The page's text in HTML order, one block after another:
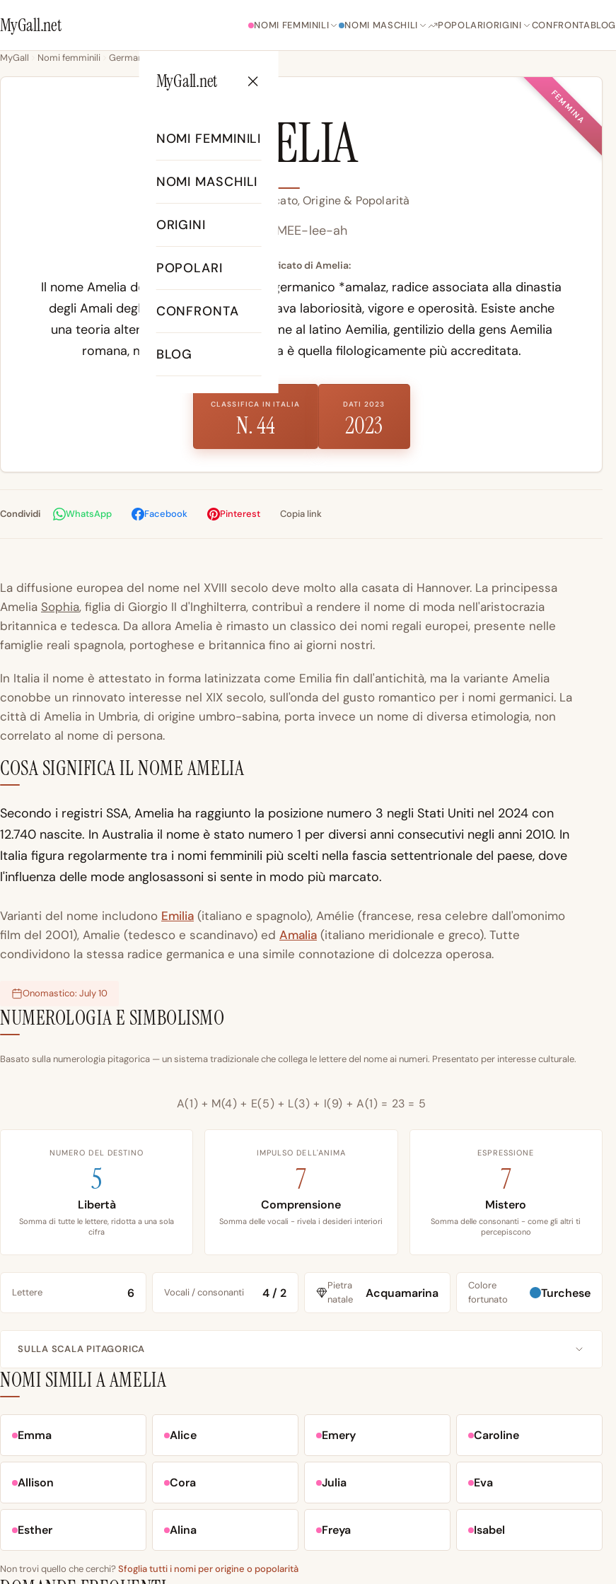
MyGall.net NOMI FEMMINILI NOMI MASCHILI POPOLARIORIGINI CONFRONTABLOG
MyGall.net
NOMI FEMMINILI
NOMI MASCHILI
ORIGINI
POPOLARI
CONFRONTA
BLOG
MyGall Nomi femminili Germanico
FEMMINA
AMELIA
Amelia - Significato, Origine & Popolarità
ah-MEE-lee-ah
Significato di Amelia:
Il nome Amelia deriva dall'antico proto-germanico *amalaz, radice associata alla dinastia
degli Amali degli Ostrogoti, che connotava laboriosità, vigore e operosità. Esiste anche
una teoria alternativa che collega il nome al latino Aemilia, gentilizio della gens Aemilia
romana, ma la filiazione germanica è quella filologicamente più accreditata.
CLASSIFICA IN ITALIA
N. 44
DATI 2023
2023
Condividi WhatsApp Facebook Pinterest Copia link
La diffusione europea del nome nel XVIII secolo deve molto alla casata di Hannover. La principessa
Amelia Sophia, figlia di Giorgio II d'Inghilterra, contribuì a rendere il nome di moda nell'aristocrazia
britannica e tedesca. Da allora Amelia è rimasto un classico dei nomi regali europei, presente nelle
famiglie reali spagnola, portoghese e britannica fino ai giorni nostri.
In Italia il nome è attestato in forma latinizzata come Emilia fin dall'antichità, ma la variante Amelia
conobbe un rinnovato interesse nel XIX secolo, sull'onda del gusto romantico per i nomi germanici. La
città di Amelia in Umbria, di origine umbro-sabina, porta invece un nome di diversa etimologia, non
correlato al nome di persona.
COSA SIGNIFICA IL NOME AMELIA
Secondo i registri SSA, Amelia ha raggiunto la posizione numero 3 negli Stati Uniti nel 2024 con
12.740 nascite. In Australia il nome è stato numero 1 per diversi anni consecutivi negli anni 2010. In
Italia figura regolarmente tra i nomi femminili più scelti nella fascia settentrionale del paese, dove
l'influenza delle mode anglosassoni si sente in modo più marcato.
Varianti del nome includono Emilia (italiano e spagnolo), Amélie (francese, resa celebre dall'omonimo
film del 2001), Amalie (tedesco e scandinavo) ed Amalia (italiano meridionale e greco). Tutte
condividono la stessa radice germanica e una simile connotazione di dolcezza operosa.
Onomastico: July 10
NUMEROLOGIA E SIMBOLISMO
Basato sulla numerologia pitagorica — un sistema tradizionale che collega le lettere del nome ai numeri. Presentato per interesse culturale.
A(1) + M(4) + E(5) + L(3) + I(9) + A(1) = 23 = 5
NUMERO DEL DESTINO
5
Libertà
Somma di tutte le lettere, ridotta a una sola
cifra
IMPULSO DELL'ANIMA
7
Comprensione
Somma delle vocali - rivela i desideri interiori
ESPRESSIONE
7
Mistero
Somma delle consonanti - come gli altri ti
percepiscono
Lettere 6 Vocali / consonanti 4 / 2
Pietra
natale
Acquamarina
Colore
fortunato
Turchese
SULLA SCALA PITAGORICA
NOMI SIMILI A AMELIA
Emma Alice Emery Caroline
Allison Cora Julia Eva
Esther Alina Freya Isabel
Non trovi quello che cerchi?Sfoglia tutti i nomi per origine o popolarità